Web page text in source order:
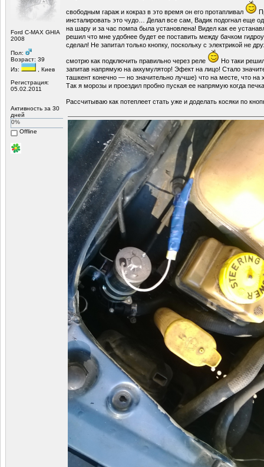
Ford C-MAX GHIA
2008
Пол:
Возраст: 39
Из:
, Киев
Регистрация:
05.02.2011
Активность за 30
дней
0%
Offline
свободным гараж и кокраз в это время он его протапливал
инсталировать это чудо… Делал все сам, Вадик подогнал еще
на шару и за час помпа была установлена! Видел как ее
решил что мне удобнее будет ее поставить между бачком
сделал! Не запитал только кнопку, поскольку с электрикой не
смотрю как подключить правильно через реле
Но таки
запитав напрямую на аккумулятор! Эфект на лицо! Стало
ташкент конечно — но значительно лучше) что на месте, что на
Так я морозы и проездил пробно пуская ее напрямую когда
Рассчитываю как потеплеет стать уже и доделать косяки по